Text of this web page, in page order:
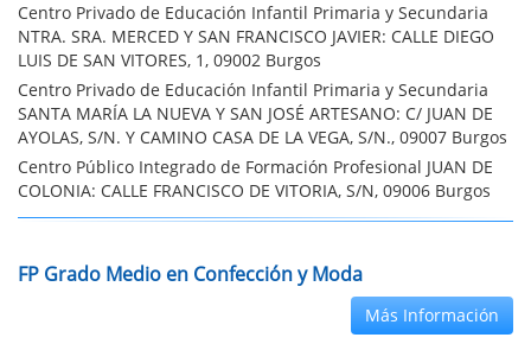
Centro Privado de Educación Infantil Primaria y Secundaria
NTRA. SRA. MERCED Y SAN FRANCISCO JAVIER: CALLE DIEGO
LUIS DE SAN VITORES, 1, 09002 Burgos
Centro Privado de Educación Infantil Primaria y Secundaria
SANTA MARÍA LA NUEVA Y SAN JOSÉ ARTESANO: C/ JUAN DE
AYOLAS, S/N. Y CAMINO CASA DE LA VEGA, S/N., 09007 Burgos
Centro Público Integrado de Formación Profesional JUAN DE
COLONIA: CALLE FRANCISCO DE VITORIA, S/N, 09006 Burgos
FP Grado Medio en Confección y Moda
Más Información